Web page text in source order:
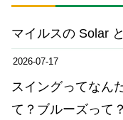
マイルスの Solar
2026-07-17
スイングってなん
て？ブルーズって